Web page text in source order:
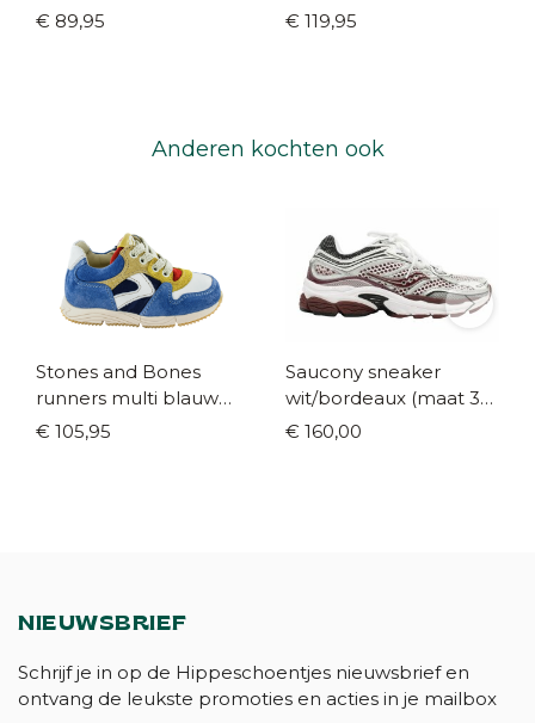
(maat 22-39)
€ 89,95
23-32)
€ 119,95
Anderen kochten ook
Stones and Bones
runners multi blauw
(maat 20-26)
€ 105,95
Saucony sneaker
wit/bordeaux (maat 35-
42)
€ 160,00
NIEUWSBRIEF
Schrijf je in op de Hippeschoentjes nieuwsbrief en
ontvang de leukste promoties en acties in je mailbox